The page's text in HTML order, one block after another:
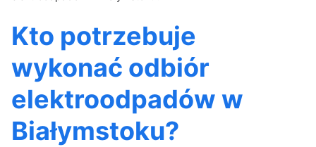
Kto potrzebuje
wykonać odbiór
elektroodpadów w
Białymstoku?